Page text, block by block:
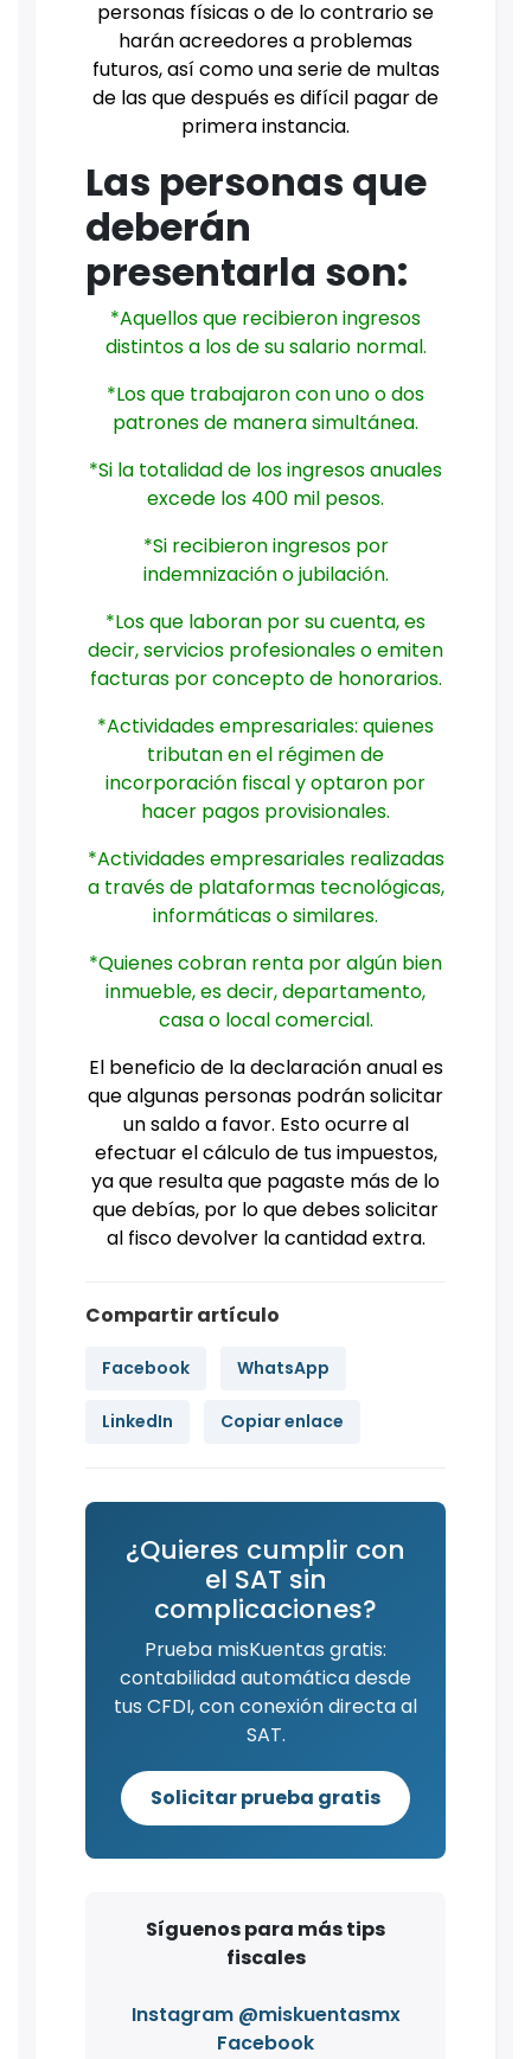
personas físicas o de lo contrario se
harán acreedores a problemas
futuros, así como una serie de multas
de las que después es difícil pagar de
primera instancia.
Las personas que
deberán
presentarla son:
*Aquellos que recibieron ingresos
distintos a los de su salario normal.
*Los que trabajaron con uno o dos
patrones de manera simultánea.
*Si la totalidad de los ingresos anuales
excede los 400 mil pesos.
*Si recibieron ingresos por
indemnización o jubilación.
*Los que laboran por su cuenta, es
decir, servicios profesionales o emiten
facturas por concepto de honorarios.
*Actividades empresariales: quienes
tributan en el régimen de
incorporación fiscal y optaron por
hacer pagos provisionales.
*Actividades empresariales realizadas
a través de plataformas tecnológicas,
informáticas o similares.
*Quienes cobran renta por algún bien
inmueble, es decir, departamento,
casa o local comercial.
El beneficio de la declaración anual es
que algunas personas podrán solicitar
un saldo a favor. Esto ocurre al
efectuar el cálculo de tus impuestos,
ya que resulta que pagaste más de lo
que debías, por lo que debes solicitar
al fisco devolver la cantidad extra.
Compartir artículo
Facebook WhatsApp
LinkedIn Copiar enlace
¿Quieres cumplir con
el SAT sin
complicaciones?
Prueba misKuentas gratis:
contabilidad automática desde
tus CFDI, con conexión directa al
SAT.
Solicitar prueba gratis
Síguenos para más tips
fiscales
Instagram @miskuentasmx
Facebook